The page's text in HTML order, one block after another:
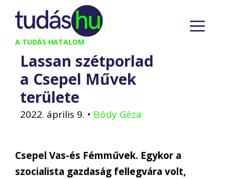
Kilépés
tartalomba
A TUDÁS HATALOM
Lassan szétporlad
a Csepel Művek
területe
2022. április 9. • Bódy Géza
Csepel Vas-és Fémművek. Egykor a
szocialista gazdaság fellegvára volt,